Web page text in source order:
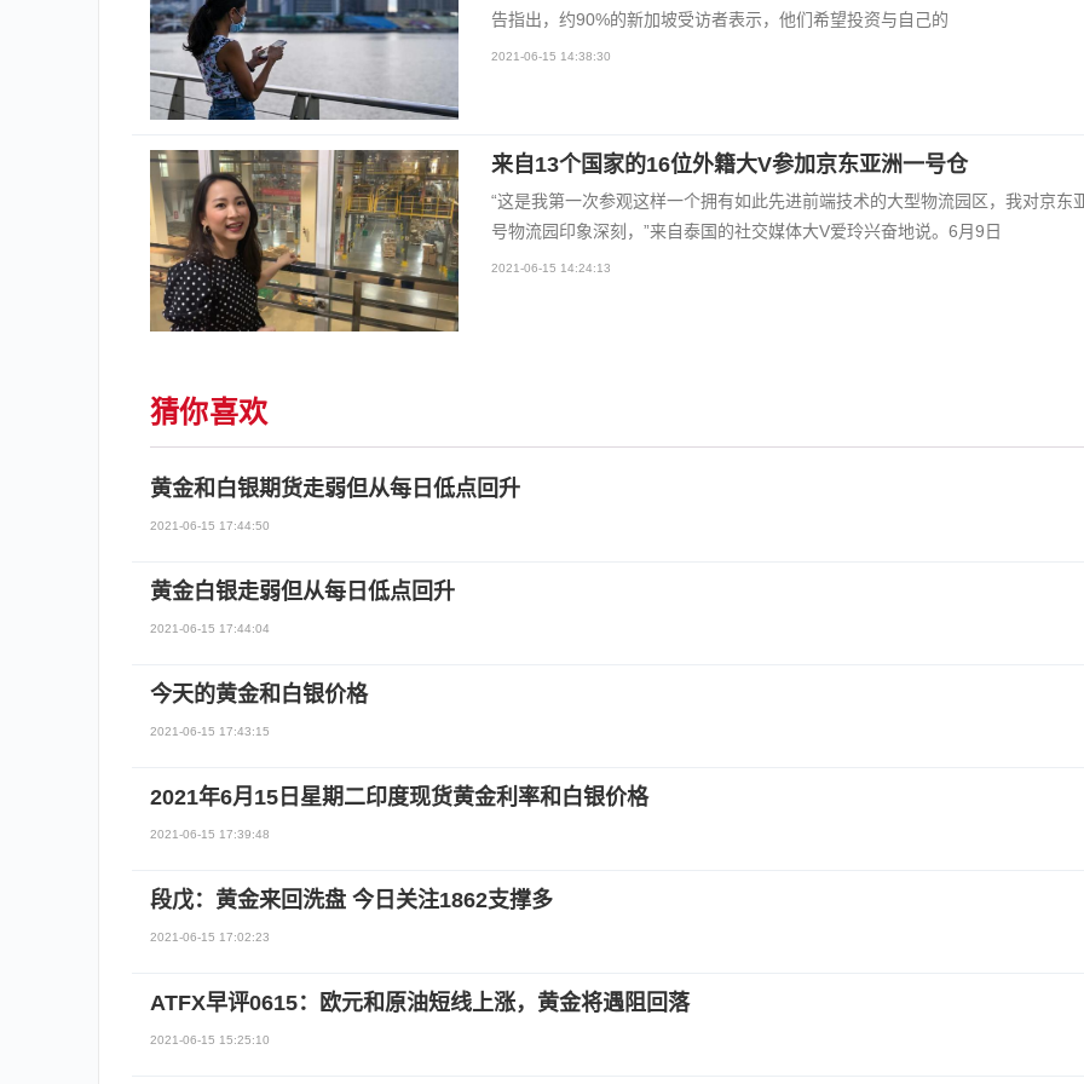
告指出，约90%的新加坡受访者表示，他们希望投资与自己的
2021-06-15 14:38:30
来自13个国家的16位外籍大V参加京东亚洲一号仓
“这是我第一次参观这样一个拥有如此先进前端技术的大型物流园区，我对京东
号物流园印象深刻，”来自泰国的社交媒体大V爱玲兴奋地说。6月9日
2021-06-15 14:24:13
猜你喜欢
黄金和白银期货走弱但从每日低点回升
2021-06-15 17:44:50
黄金白银走弱但从每日低点回升
2021-06-15 17:44:04
今天的黄金和白银价格
2021-06-15 17:43:15
2021年6月15日星期二印度现货黄金利率和白银价格
2021-06-15 17:39:48
段戊：黄金来回洗盘 今日关注1862支撑多
2021-06-15 17:02:23
ATFX早评0615：欧元和原油短线上涨，黄金将遇阻回落
2021-06-15 15:25:10